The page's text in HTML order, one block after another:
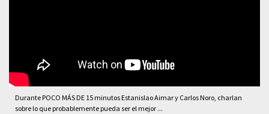
Durante POCO MÁS DE 15 minutos Estanislao Aimar y Carlos Noro, charlan
sobre lo que probablemente pueda ser el mejor ...